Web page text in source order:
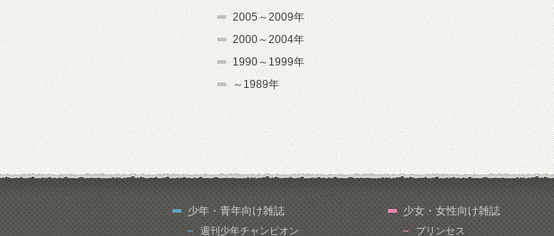
2005～2009年
2000～2004年
1990～1999年
～1989年
少年・青年向け雑誌
週刊少年チャンピオン
少女・女性向け雑誌
プリンセス